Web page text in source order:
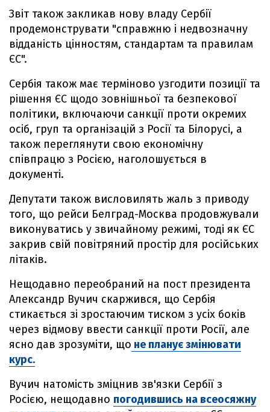
Звіт також закликав нову владу Сербії
продемонструвати "справжню і недвозначну
відданість цінностям, стандартам та правилам
ЄС".
Сербія також має терміново узгодити позиції та
рішення ЄС щодо зовнішньої та безпекової
політики, включаючи санкції проти окремих
осіб, груп та організацій з Росії та Білорусі, а
також переглянути свою економічну
співпрацю з Росією, наголошується в
документі.
Депутати також висловилять жаль з приводу
того, що рейси Белград-Москва продовжували
виконуватись у звичайному режимі, тоді як ЄС
закрив свій повітряний простір для російських
літаків.
Нещодавно переобраний на пост президента
Александр Вучич скаржився, що Сербія
стикається зі зростаючим тиском з усіх боків
через відмову ввести санкції проти Росії, але
ясно дав зрозуміти, що не планує змінювати
курс.
Вучич натомість зміцнив зв'язки Сербії з
Росією, нещодавно погодившись на всеосяжну